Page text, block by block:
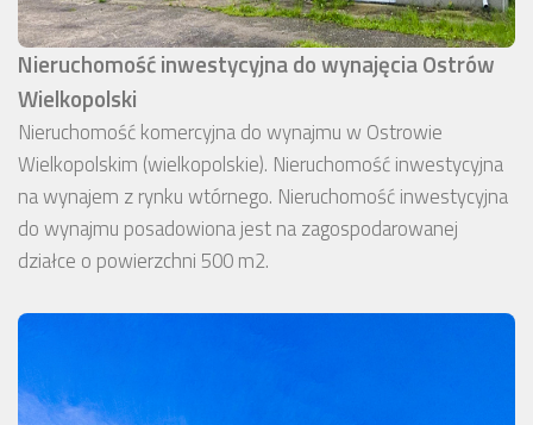
Nieruchomość inwestycyjna do wynajęcia Ostrów
Wielkopolski
Nieruchomość komercyjna do wynajmu w Ostrowie
Wielkopolskim (wielkopolskie). Nieruchomość inwestycyjna
na wynajem z rynku wtórnego. Nieruchomość inwestycyjna
do wynajmu posadowiona jest na zagospodarowanej
działce o powierzchni 500 m2.